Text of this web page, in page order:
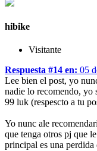
hibike
Visitante
Respuesta #14 en: 05
Lee bien el post, yo
nadie lo recomendo, yo
99 luk (respescto a tu
Yo nunc ale
que tenga otros pj que
principal es una perdida